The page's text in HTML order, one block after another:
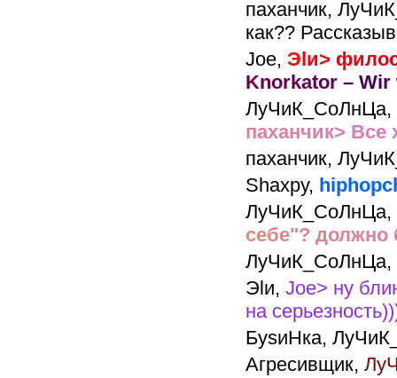
паханчик,
как??
Joe, Эlи> фило
Knorkator – Wir
ЛуЧиК_СоЛнЦа,
паханчик> Все
паханчик,
Shaxpy,
ЛуЧиК_СоЛнЦа,
себе"? должно
ЛуЧиК_СоЛнЦа,
Эlи, Joe> ну
на
БуsиНка,
Агресивщик,